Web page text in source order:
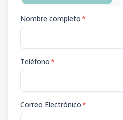
Nombre completo*
Teléfono*
Correo Electrónico*